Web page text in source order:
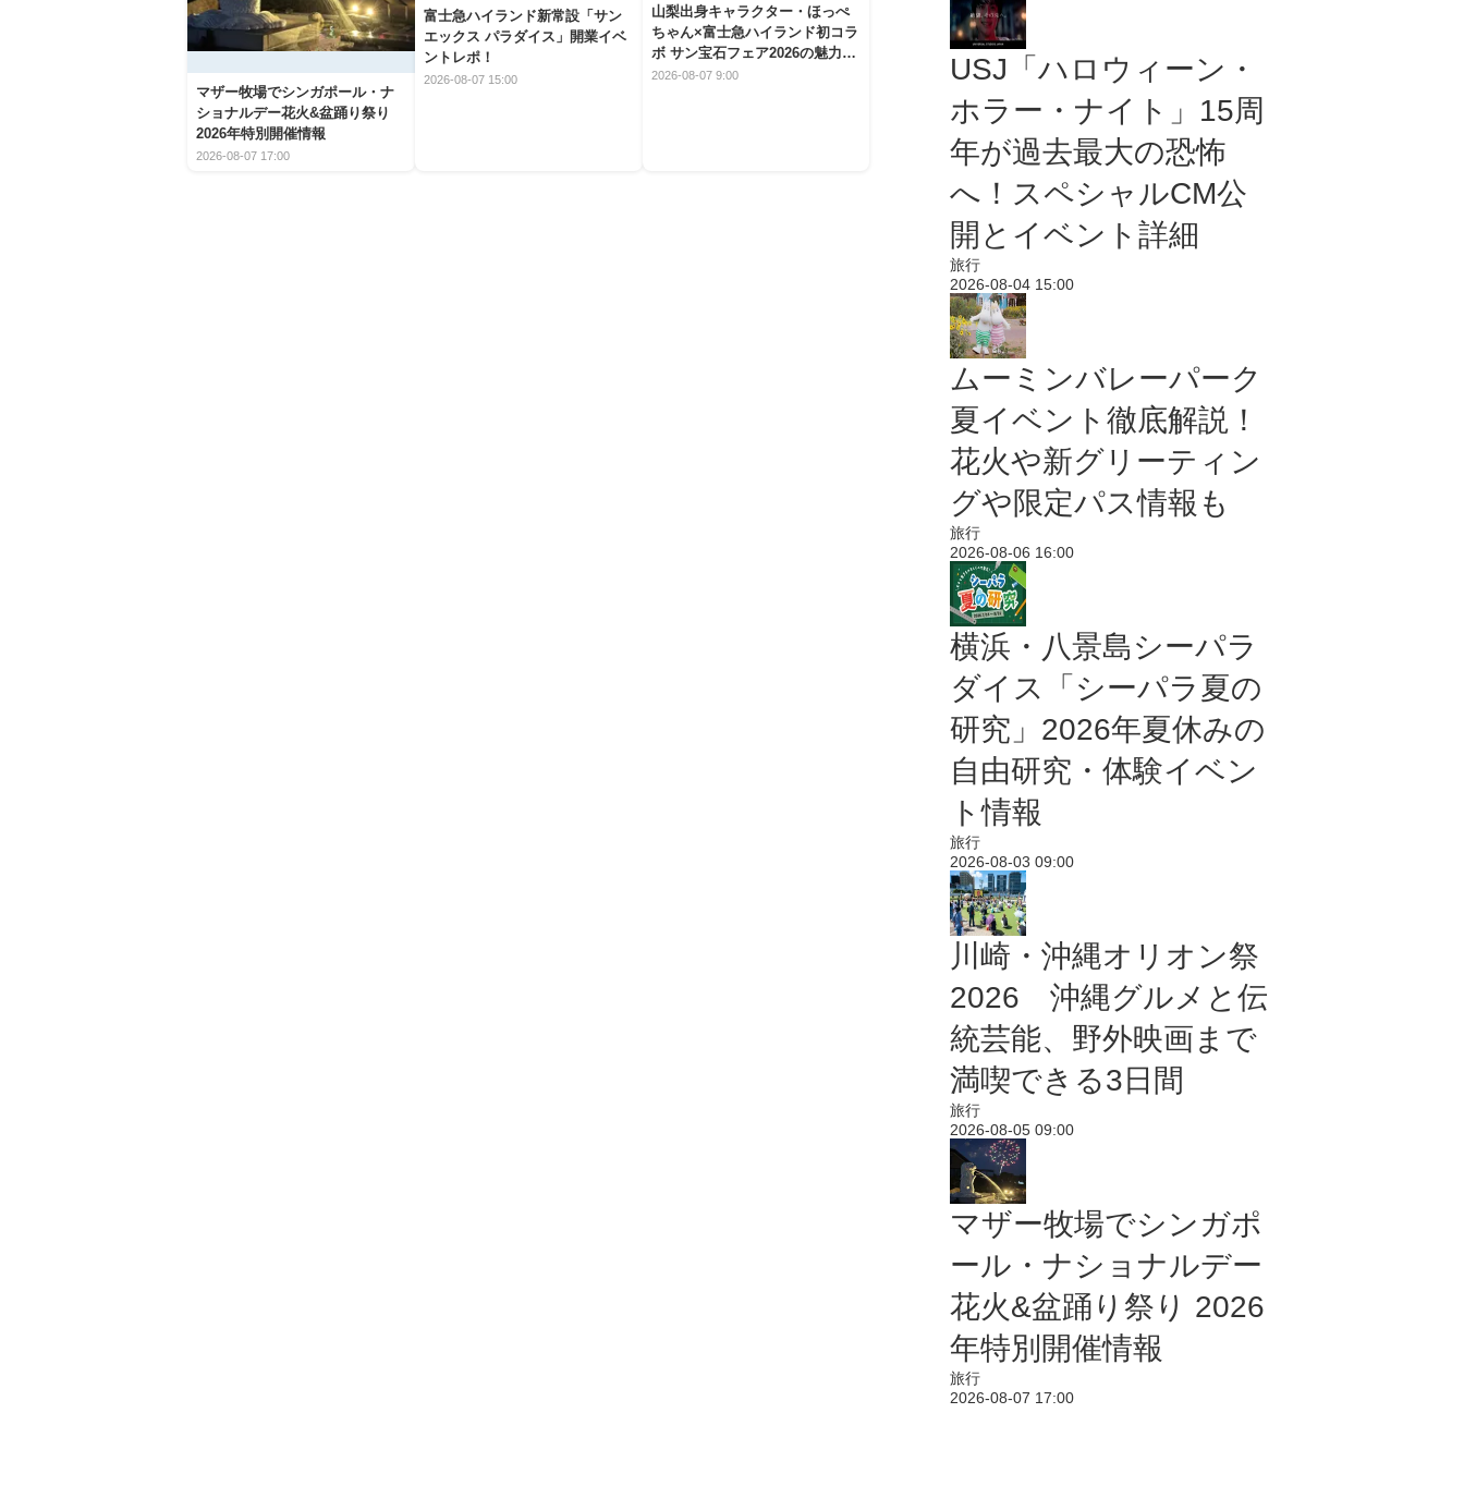
マザー牧場でシンガポール・ナ
ショナルデー花火&盆踊り祭り
2026年特別開催情報
2026-08-07 17:00
富士急ハイランド新常設「サン
エックス パラダイス」開業イベ
ントレポ！
2026-08-07 15:00
山梨出身キャラクター・ほっぺ
ちゃん×富士急ハイランド初コラ
ボ サン宝石フェア2026の魅力と
楽しみ方
2026-08-07 9:00
USJ「ハロウィーン・
ホラー・ナイト」15周
年が過去最大の恐怖
へ！スペシャルCM公
開とイベント詳細
旅行
2026-08-04 15:00
ムーミンバレーパーク
夏イベント徹底解説！
花火や新グリーティン
グや限定パス情報も
旅行
2026-08-06 16:00
横浜・八景島シーパラ
ダイス「シーパラ夏の
研究」2026年夏休みの
自由研究・体験イベン
ト情報
旅行
2026-08-03 09:00
川崎・沖縄オリオン祭
2026 沖縄グルメと伝
統芸能、野外映画まで
満喫できる3日間
旅行
2026-08-05 09:00
マザー牧場でシンガポ
ール・ナショナルデー
花火&盆踊り祭り 2026
年特別開催情報
旅行
2026-08-07 17:00